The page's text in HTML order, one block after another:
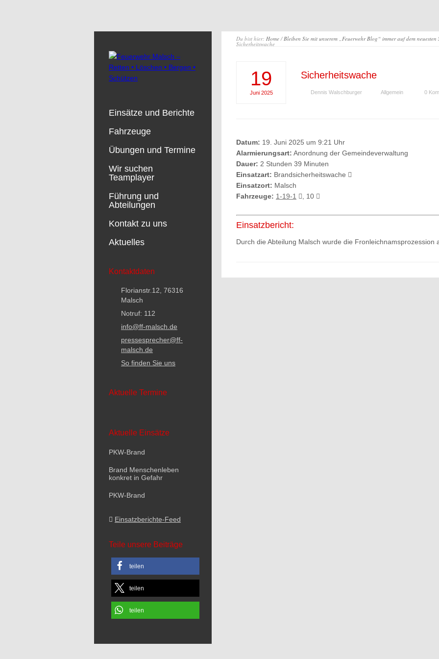
Du bist hier: Home/Bleiben Sie mit unserem „Feuerwehr Blog“ immer auf dem neuesten
Sicherheitswache
19
Juni 2025
Sicherheitswache
Dennis Walschburger Allgemein 0
Datum: 19. Juni 2025 um 9:21 Uhr
Alarmierungsart: Anordnung der Gemeindeverwaltung
Dauer: 2 Stunden 39 Minuten
Einsatzart: Brandsicherheitswache
Einsatzort: Malsch
Fahrzeuge: 1-19-1 , 10
Einsatzbericht:
Durch die Abteilung Malsch wurde die Fronleichnamsprozession
Einsätze und Berichte
Fahrzeuge
Übungen und Termine
Wir suchen
Teamplayer
Führung und
Abteilungen
Kontakt zu uns
Aktuelles
Kontaktdaten
Florianstr.12, 76316
Malsch
Notruf: 112
info@ff-malsch.de
pressesprecher@ff-
malsch.de
So finden Sie uns
Aktuelle Termine
Aktuelle Einsätze
PKW-Brand
Brand Menschenleben
konkret in Gefahr
PKW-Brand
Einsatzberichte-Feed
Teile unsere Beiträge
teilen
teilen
teilen